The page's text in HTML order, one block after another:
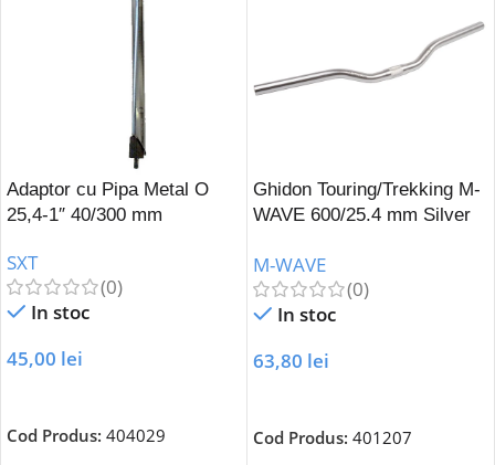
Adaptor cu Pipa Metal O
25,4-1″ 40/300 mm
SXT
(0)
In stoc
45,00 lei
Cod Produs: 404029
Ghidon Touring/Trekking M-
WAVE 600/25.4 mm Silver
M-WAVE
(0)
In stoc
63,80 lei
Cod Produs: 401207